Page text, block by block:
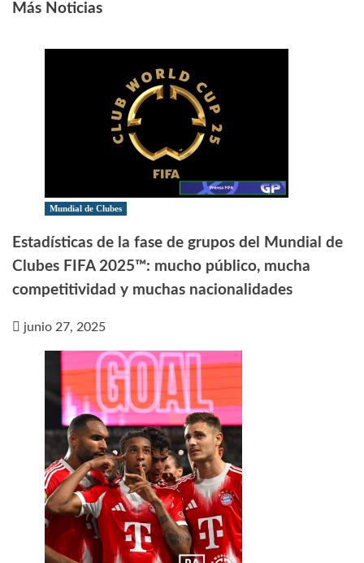
Más Noticias
Mundial de Clubes
Estadísticas de la fase de grupos del Mundial de
Clubes FIFA 2025™: mucho público, mucha
competitividad y muchas nacionalidades
junio 27, 2025